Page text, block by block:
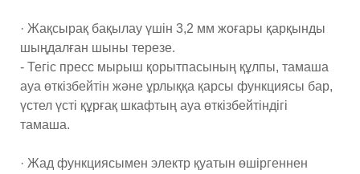
· Жақсырақ бақылау үшін 3,2 мм жоғары қарқынды
шыңдалған шыны терезе.
- Тегіс пресс мырыш қорытпасының құлпы, тамаша
ауа өткізбейтін және ұрлыққа қарсы функциясы бар,
үстел үсті құрғақ шкафтың ауа өткізбейтіндігі
тамаша.
· Жад функциясымен электр қуатын өшіргеннен